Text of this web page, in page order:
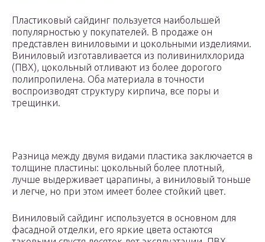
Пластиковый сайдинг пользуется наибольшей
популярностью у покупателей. В продаже он
представлен виниловыми и цокольными изделиями.
Виниловый изготавливается из поливинилхлорида
(ПВХ), цокольный отливают из более дорогого
полипропилена. Оба материала в точности
воспроизводят структуру кирпича, все поры и
трещинки.
Разница между двумя видами пластика заключается в
толщине пластины: цокольный более плотный,
лучше выдерживает царапины, а виниловый тоньше
и легче, но при этом имеет более стойкий цвет.
Виниловый сайдинг используется в основном для
фасадной отделки, его яркие цвета остаются